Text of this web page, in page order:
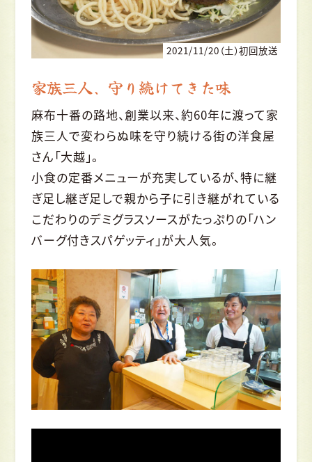
2021/11/20（土）初回放送
家族三人、守り続けてきた味
麻布十番の路地、創業以来、約60年に渡って家
族三人で変わらぬ味を守り続ける街の洋食屋
さん「大越」。
小食の定番メニューが充実しているが、特に継
ぎ足し継ぎ足しで親から子に引き継がれている
こだわりのデミグラスソースがたっぷりの「ハン
バーグ付きスパゲッティ」が大人気。